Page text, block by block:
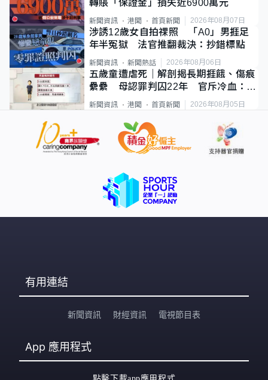
轉賬「保證金」損失近6900萬元
新聞資訊 港聞 首頁新聞 2026年08月07日
涉誘12歲女自拍祼照 「A0」男捱足
年半冤獄 法官推翻裁決：抄錯標點
新聞資訊 新聞熱話 2026年08月06日
五歲童遭虐死｜解剖揭長期捱餓、傷痕
纍纍 母認罪判囚22年 官斥冷血：同
類案最惡劣
新聞資訊 港聞 首頁新聞 2026年08月05日
有用連結
新聞資訊 財經資訊 電視節目表
App 應用程式